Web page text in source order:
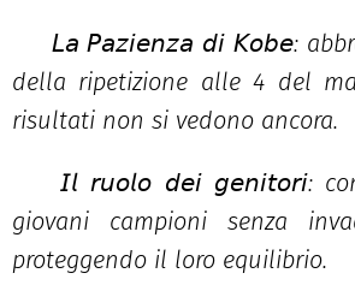
𝘓𝘢 𝘗𝘢𝘻𝘪𝘦𝘯𝘻𝘢 𝘥𝘪 𝘒𝘰𝘣𝘦:
della ripetizione alle 4 del
risultati non si vedono ancora.
𝘐𝘭𝘳𝘶𝘰𝘭𝘰 𝘥𝘦𝘪 𝘨𝘦𝘯𝘪𝘵𝘰𝘳𝘪:
giovani campioni senza
proteggendo il loro equilibrio.